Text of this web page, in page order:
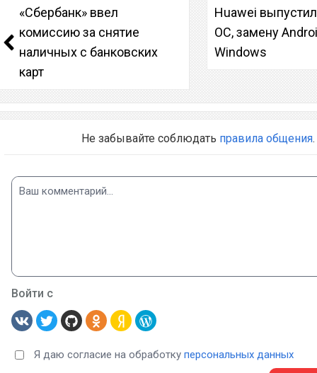
«Сбербанк» ввел
комиссию за снятие
наличных с банковских
карт
Huawei
ОС, замену
Windows
Не забывайте соблюдать правила общения.
Войти с
Я даю согласие на обработку персональных данных